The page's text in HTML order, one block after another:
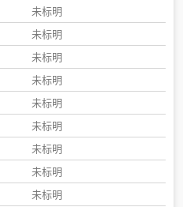
未标明
未标明
未标明
未标明
未标明
未标明
未标明
未标明
未标明